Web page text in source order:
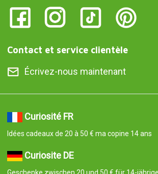
Contact et service clientèle
Écrivez-nous maintenant
Curiosité FR
Idées cadeaux de 20 à 50 € ma copine 14 ans
Curiosite DE
Geschenke zwischen 20 und 50 € für 14-